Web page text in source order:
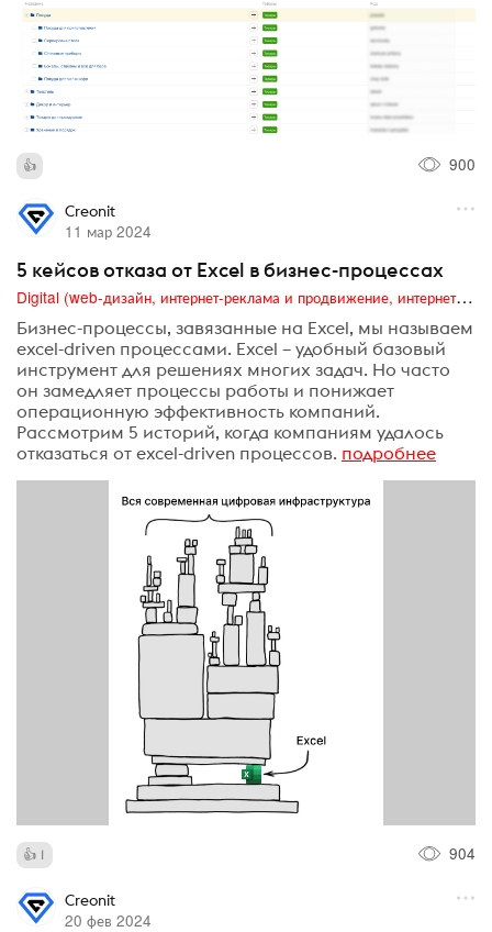
900
Creonit
11 мар 2024
5 кейсов отказа от Excel в бизнес-процессах
Digital (web-дизайн, интернет-реклама и продвижение, интернет-сообщества и блоги, интернет-коммуникации, мобильный маркетинг, реклама на цифровых экранах)
Бизнес-процессы, завязанные на Excel, мы называем
excel-driven процессами. Excel – удобный базовый
инструмент для решениях многих задач. Но часто
он замедляет процессы работы и понижает
операционную эффективность компаний.
Рассмотрим 5 историй, когда компаниям удалось
отказаться от excel-driven процессов. подробнее
1 904
Creonit
20 фев 2024